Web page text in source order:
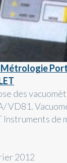
des
VD81.
Instruments de
2012